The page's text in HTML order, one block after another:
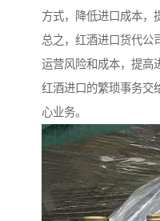
方式，降低进口成本，
总之，红酒进口货代公
运营风险和成本，提高
红酒进口的繁琐事务交
心业务。